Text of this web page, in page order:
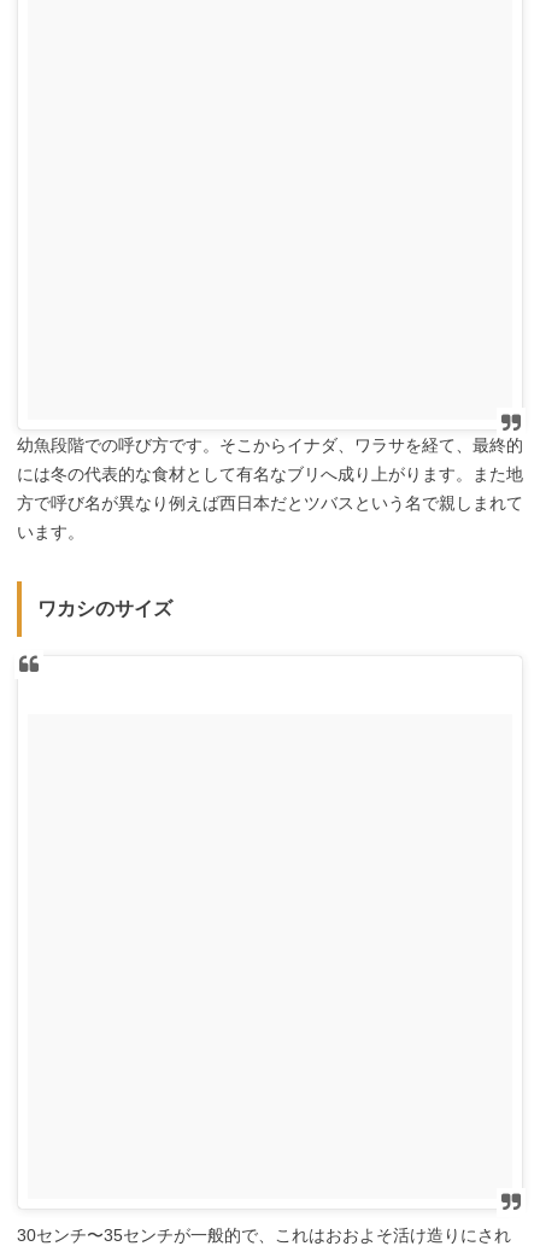
幼魚段階での呼び方です。そこからイナダ、ワラサを経て、最終的
には冬の代表的な食材として有名なブリへ成り上がります。また地
方で呼び名が異なり例えば西日本だとツバスという名で親しまれて
います。
ワカシのサイズ
30センチ〜35センチが一般的で、これはおおよそ活け造りにされ